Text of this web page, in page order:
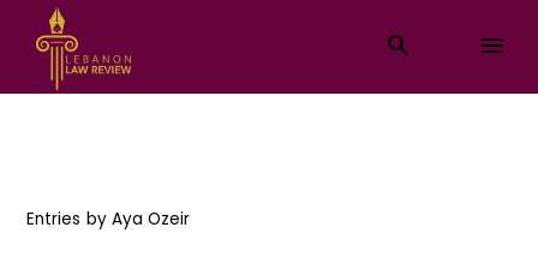
Entries by Aya Ozeir